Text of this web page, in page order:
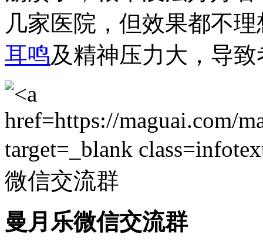
几家医院，但效果都不
耳鸣及精神压力大，导
曼月乐微信交流群